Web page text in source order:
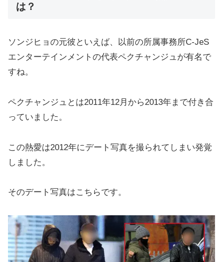
は？
ソンジヒョの元彼といえば、以前の所属事務所C-JeS
エンターテインメントの代表ペクチャンジュが有名で
すね。
ペクチャンジュとは2011年12月から2013年まで付き合
っていました。
この熱愛は2012年にデート写真を撮られてしまい発覚
しました。
そのデート写真はこちらです。